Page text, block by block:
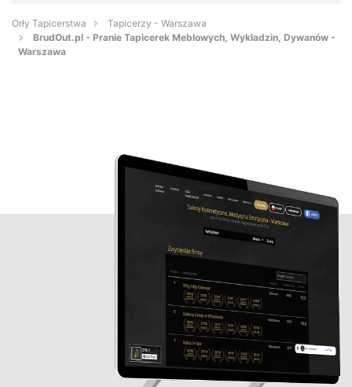
Orły Tapicerstwa
Tapicerzy - Warszawa
BrudOut.pl - Pranie Tapicerek Meblowych, Wykładzin, Dywanów -
Warszawa